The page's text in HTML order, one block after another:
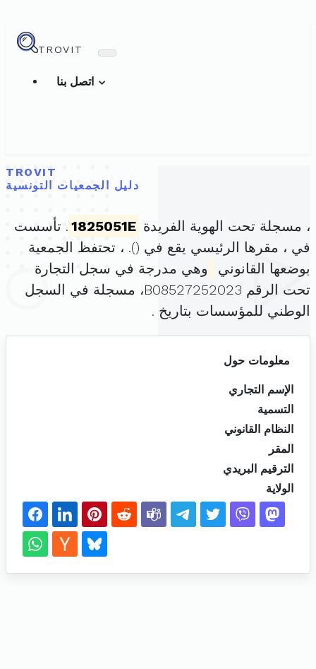
TROVIT
TROVIT
دليل الجمعيات التونسية
، مسجلة تحت الهوية الفريدة 1825051E . تأسست
في ، مقرها الرئيسي يقع في (). ، تحتفظ الجمعية
بوضعها القانوني
وهي مدرجة في سجل التجارة
تحت الرقم B08527252023، مسجلة في السجل
الوطني للمؤسسات بتاريخ .
معلومات حول
الإسم التجاري
التسمية
النظام القانوني
المقر
الترقيم البريدي
الولاية